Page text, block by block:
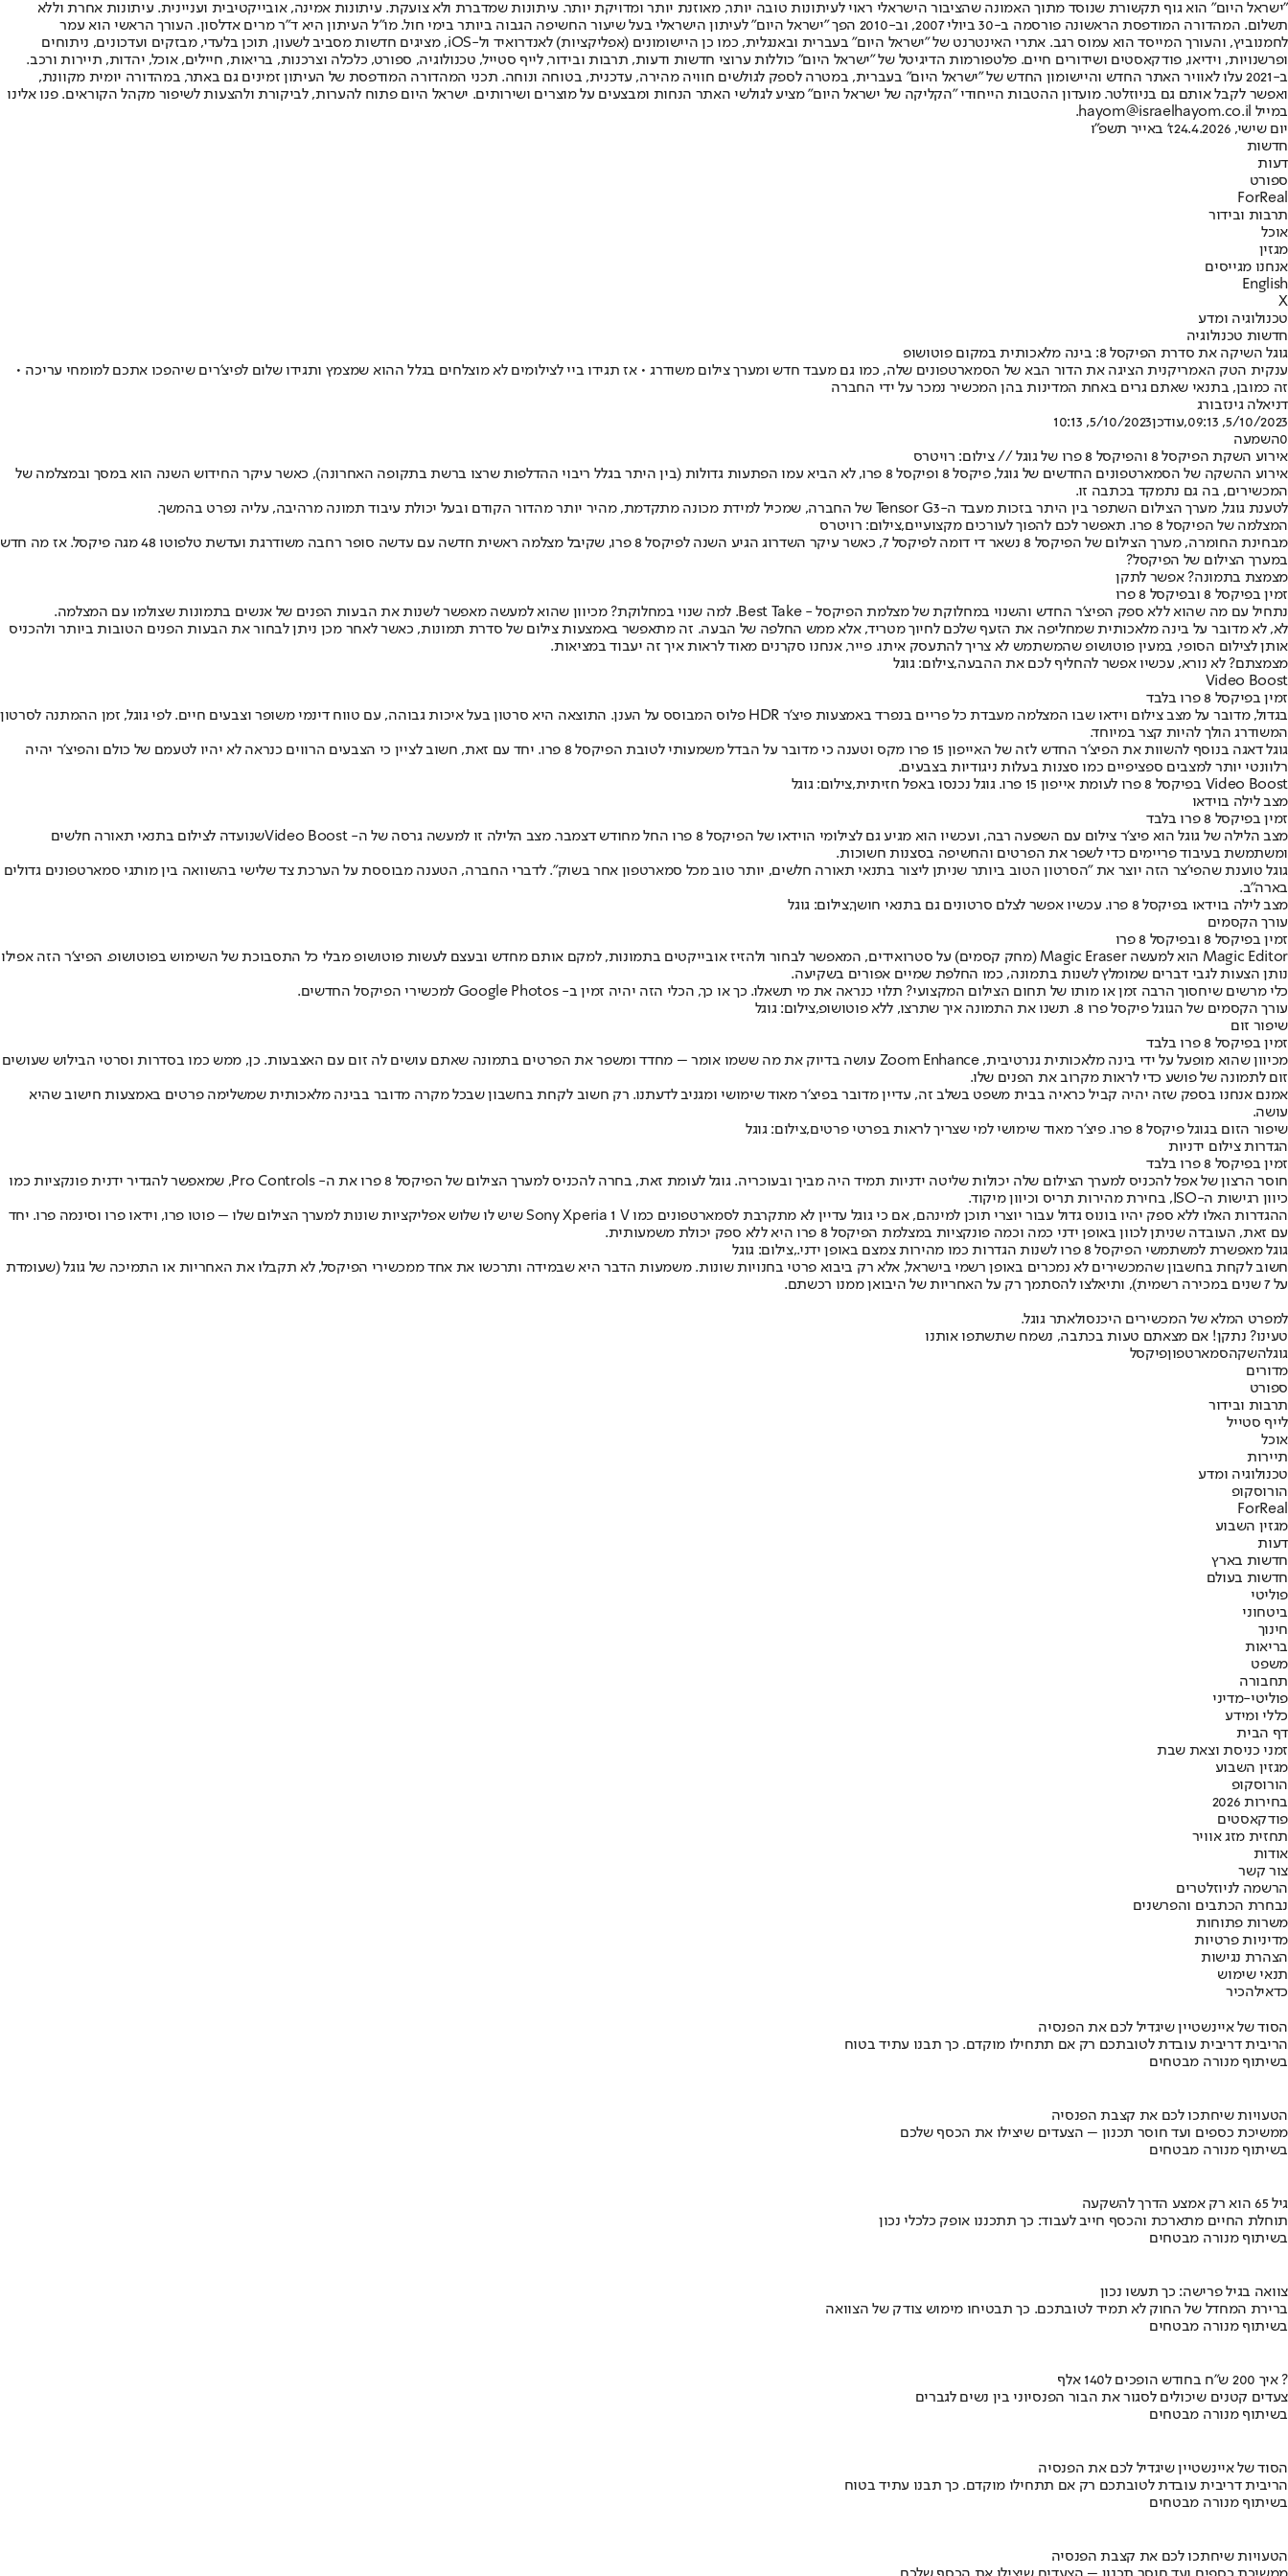
"ישראל היום" הוא גוף תקשורת שנוסד מתוך האמונה שהציבור הישראלי ראוי לעיתונות טובה יותר, מאוזנת יותר ומדויקת יותר. עיתונות שמדברת ולא צועקת. עיתונות אמינה, אובייקטיבית ועניינית. עיתונות אחרת וללא
תשלום. המהדורה המודפסת הראשונה פורסמה ב-30 ביולי 2007, וב-2010 הפך "ישראל היום" לעיתון הישראלי בעל שיעור החשיפה הגבוה ביותר בימי חול. מו"ל העיתון היא ד"ר מרים אדלסון. העורך הראשי הוא עמר
לחמנוביץ, והעורך המייסד הוא עמוס רגב. אתרי האינטרנט של "ישראל היום" בעברית ובאנגלית, כמו כן היישומונים (אפליקציות) לאנדרואיד ול-iOS, מציגים חדשות מסביב לשעון, תוכן בלעדי, מבזקים ועדכונים, ניתוחים
ופרשנויות, וידיאו, פודקאסטים ושידורים חיים. פלטפורמות הדיגיטל של "ישראל היום" כוללות ערוצי חדשות ודעות, תרבות ובידור, לייף סטייל, טכנולוגיה, ספורט, כלכלה וצרכנות, בריאות, חיילים, אוכל, יהדות, תיירות ורכב.
ב-2021 עלו לאוויר האתר החדש והיישומון החדש של "ישראל היום" בעברית, במטרה לספק לגולשים חוויה מהירה, עדכנית, בטוחה ונוחה. תכני המהדורה המודפסת של העיתון זמינים גם באתר, במהדורה יומית מקוונת,
ואפשר לקבל אותם גם בניוזלטר. מועדון ההטבות הייחודי "הקליקה של ישראל היום" מציע לגולשי האתר הנחות ומבצעים על מוצרים ושירותים. ישראל היום פתוח להערות, לביקורת ולהצעות לשיפור מקהל הקוראים. פנו אלינו
במייל hayom@israelhayom.co.il.
יום שישי, 24.4.2026
ז' באייר תשפ"ו
חדשות
דעות
ספורט
ForReal
תרבות ובידור
אוכל
מגזין
אנחנו מגייסים
English
X
טכנולוגיה ומדע
חדשות טכנולוגיה
גוגל השיקה את סדרת הפיקסל 8: בינה מלאכותית במקום פוטושופ
ענקית הטק האמריקנית הציגה את הדור הבא של הסמארטפונים שלה, כמו גם מעבד חדש ומערך צילום משודרג • אז תגידו ביי לצילומים לא מוצלחים בגלל ההוא שמצמץ ותגידו שלום לפיצ'רים שיהפכו אתכם למומחי עריכה •
זה כמובן, בתנאי שאתם גרים באחת המדינות בהן המכשיר נמכר על ידי החברה
דניאלה גינזבורג
5/10/2023, 09:13
,עודכן5/10/2023, 10:13
0השמעה
אירוע השקת הפיקסל 8 והפיקסל 8 פרו של גוגל // צילום: רויטרס
אירוע ההשקה של הסמארטפונים החדשים של גוגל, פיקסל 8 ופיקסל 8 פרו, לא הביא עמו הפתעות גדולות (בין היתר בגלל ריבוי ההדלפות שרצו ברשת בתקופה האחרונה), כאשר עיקר החידוש השנה הוא במסך ובמצלמה של
המכשירים, בה גם נתמקד בכתבה זו.
לטענת גוגל, מערך הצילום השתפר בין היתר בזכות מעבד ה-Tensor G3 של החברה, שמכיל למידת מכונה מתקדמת, מהיר יותר מהדור הקודם ובעל יכולת עיבוד תמונה מרהיבה, עליה נפרט בהמשך.
המצלמה של הפיקסל 8 פרו. תאפשר לכם להפוך לעורכים מקצועיים,צילום: רויטרס
מבחינת החומרה, מערך הצילום של הפיקסל 8 נשאר די דומה לפיקסל 7, כאשר עיקר השדרוג הגיע השנה לפיקסל 8 פרו, שקיבל מצלמה ראשית חדשה עם עדשה סופר רחבה משודרגת ועדשת טלפוטו 48 מגה פיקסל. אז מה חדש
במערך הצילום של הפיקסל?
מצמצת בתמונה? אפשר לתקן
זמין בפיקסל 8 ובפיקסל 8 פרו
נתחיל עם מה שהוא ללא ספק הפיצ'ר החדש והשנוי במחלוקת של מצלמת הפיקסל - Best Take. למה שנוי במחלוקת? מכיוון שהוא למעשה מאפשר לשנות את הבעות הפנים של אנשים בתמונות שצולמו עם המצלמה.
לא, לא מדובר על בינה מלאכותית שמחליפה את הזעף שלכם לחיוך מטריד, אלא ממש החלפה של הבעה. זה מתאפשר באמצעות צילום של סדרת תמונות, כאשר לאחר מכן ניתן לבחור את הבעות הפנים הטובות ביותר ולהכניס
אותן לצילום הסופי, במעין פוטושופ שהמשתמש לא צריך להתעסק איתו. פייר, אנחנו סקרנים מאוד לראות איך זה יעבוד במציאות.
מצמצתם? לא נורא, עכשיו אפשר להחליף לכם את ההבעה,צילום: גוגל
Video Boost
זמין בפיקסל 8 פרו בלבד
בגדול, מדובר על מצב צילום וידאו שבו המצלמה מעבדת כל פריים בנפרד באמצעות פיצ'ר HDR פלוס המבוסס על הענן. התוצאה היא סרטון בעל איכות גבוהה, עם טווח דינמי משופר וצבעים חיים. לפי גוגל, זמן ההמתנה לסרטון
המשודרג הולך להיות קצר במיוחד.
גוגל דאגה בנוסף להשוות את הפיצ'ר החדש לזה של האייפון 15 פרו מקס וטענה כי מדובר על הבדל משמעותי לטובת הפיקסל 8 פרו. יחד עם זאת, חשוב לציין כי הצבעים הרווים כנראה לא יהיו לטעמם של כולם והפיצ'ר יהיה
רלוונטי יותר למצבים ספציפיים כמו סצנות בעלות ניגודיות בצבעים.
Video Boost בפיקסל 8 פרו לעומת אייפון 15 פרו. גוגל נכנסו באפל חזיתית,צילום: גוגל
מצב לילה בוידאו
זמין בפיקסל 8 פרו בלבד
מצב הלילה של גוגל הוא פיצ'ר צילום עם השפעה רבה, ועכשיו הוא מגיע גם לצילומי הוידאו של הפיקסל 8 פרו החל מחודש דצמבר. מצב הלילה זו למעשה גרסה של ה- Video Boostשנועדה לצילום בתנאי תאורה חלשים
ומשתמשת בעיבוד פריימים כדי לשפר את הפרטים והחשיפה בסצנות חשוכות.
גוגל טוענת שהפי'צר הזה יוצר את "הסרטון הטוב ביותר שניתן ליצור בתנאי תאורה חלשים, יותר טוב מכל סמארטפון אחר בשוק". לדברי החברה, הטענה מבוססת על הערכת צד שלישי בהשוואה בין מותגי סמארטפונים גדולים
בארה"ב.
מצב לילה בוידאו בפיקסל 8 פרו. עכשיו אפשר לצלם סרטונים גם בתנאי חושך,צילום: גוגל
עורך הקסמים
זמין בפיקסל 8 ובפיקסל 8 פרו
Magic Editor הוא למעשה Magic Eraser (מחק קסמים) על סטרואידים, המאפשר לבחור ולהזיז אובייקטים בתמונות, למקם אותם מחדש ובעצם לעשות פוטושופ מבלי כל התסבוכת של השימוש בפוטושופ. הפיצ'ר הזה אפילו
נותן הצעות לגבי דברים שמומלץ לשנות בתמונה, כמו החלפת שמיים אפורים בשקיעה.
כלי מרשים שיחסוך הרבה זמן או מותו של תחום הצילום המקצועי? תלוי כנראה את מי תשאלו. כך או כך, הכלי הזה יהיה זמין ב- Google Photos למכשירי הפיקסל החדשים.
עורך הקסמים של הגוגל פיקסל פרו 8. תשנו את התמונה איך שתרצו, ללא פוטושופ,צילום: גוגל
שיפור זום
זמין בפיקסל 8 פרו בלבד
מכיוון שהוא מופעל על ידי בינה מלאכותית גנרטיבית, Zoom Enhance עושה בדיוק את מה ששמו אומר – מחדד ומשפר את הפרטים בתמונה שאתם עושים לה זום עם האצבעות. כן, ממש כמו בסדרות וסרטי הבילוש שעושים
זום לתמונה של פושע כדי לראות מקרוב את הפנים שלו.
אמנם אנחנו בספק שזה יהיה קביל כראיה בבית משפט בשלב זה, עדיין מדובר בפיצ'ר מאוד שימושי ומגניב לדעתנו. רק חשוב לקחת בחשבון שבכל מקרה מדובר בבינה מלאכותית שמשלימה פרטים באמצעות חישוב שהיא
עושה.
שיפור הזום בגוגל פיקסל 8 פרו. פיצ'ר מאוד שימושי למי שצריך לראות בפרטי פרטים,צילום: גוגל
הגדרות צילום ידניות
זמין בפיקסל 8 פרו בלבד
חוסר הרצון של אפל להכניס למערך הצילום שלה יכולות שליטה ידניות תמיד היה מביך ובעוכריה. גוגל לעומת זאת, בחרה להכניס למערך הצילום של הפיקסל 8 פרו את ה- Pro Controls, שמאפשר להגדיר ידנית פונקציות כמו
כיוון רגישות ה-ISO, בחירת מהירות תריס וכיוון מיקוד.
ההגדרות האלו ללא ספק יהיו בונוס גדול עבור יוצרי תוכן למינהם, אם כי גוגל עדיין לא מתקרבת לסמארטפונים כמו Sony Xperia 1 V שיש לו שלוש אפליקציות שונות למערך הצילום שלו – פוטו פרו, וידאו פרו וסינמה פרו. יחד
עם זאת, העובדה שניתן לכוון באופן ידני כמה וכמה פונקציות במצלמת הפיקסל 8 פרו היא ללא ספק יכולת משמעותית.
גוגל מאפשרת למשתמשי הפיקסל 8 פרו לשנות הגדרות כמו מהירות צמצם באופן ידני.,צילום: גוגל
חשוב לקחת בחשבון שהמכשירים לא נמכרים באופן רשמי בישראל, אלא רק ביבוא פרטי בחנויות שונות. משמעות הדבר היא שבמידה ותרכשו את אחד ממכשירי הפיקסל, לא תקבלו את האחריות או התמיכה של גוגל (שעומדת
על 7 שנים במכירה רשמית), ותיאלצו להסתמך רק על האחריות של היבואן ממנו רכשתם.
למפרט המלא של המכשירים היכנסולאתר גוגל.
טעינו? נתקן! אם מצאתם טעות בכתבה, נשמח שתשתפו אותנו
גוגלהשקהסמארטפוןפיקסל
מדורים
ספורט
תרבות ובידור
לייף סטייל
אוכל
תיירות
טכנולוגיה ומדע
הורוסקופ
ForReal
מגזין השבוע
דעות
חדשות בארץ
חדשות בעולם
פוליטי
ביטחוני
חינוך
בריאות
משפט
תחבורה
פוליטי-מדיני
כללי ומידע
דף הבית
זמני כניסת וצאת שבת
מגזין השבוע
הורוסקופ
בחירות 2026
פודקאסטים
תחזית מזג אוויר
אודות
צור קשר
הרשמה לניוזלטרים
נבחרת הכתבים והפרשנים
משרות פתוחות
מדיניות פרטיות
הצהרת נגישות
תנאי שימוש
כדאילהכיר
הסוד של איינשטיין שיגדיל לכם את הפנסיה
הריבית דריבית עובדת לטובתכם רק אם תתחילו מוקדם. כך תבנו עתיד בטוח
בשיתוף מנורה מבטחים
הטעויות שיחתכו לכם את קצבת הפנסיה
ממשיכת כספים ועד חוסר תכנון – הצעדים שיצילו את הכסף שלכם
בשיתוף מנורה מבטחים
גיל 65 הוא רק אמצע הדרך להשקעה
תוחלת החיים מתארכת והכסף חייב לעבוד: כך תתכננו אופק כלכלי נכון
בשיתוף מנורה מבטחים
צוואה בגיל פרישה: כך תעשו נכון
ברירת המחדל של החוק לא תמיד לטובתכם. כך תבטיחו מימוש צודק של הצוואה
בשיתוף מנורה מבטחים
איך 200 ש"ח בחודש הופכים ל140 אלף ?
צעדים קטנים שיכולים לסגור את הבור הפנסיוני בין נשים לגברים
בשיתוף מנורה מבטחים
הסוד של איינשטיין שיגדיל לכם את הפנסיה
הריבית דריבית עובדת לטובתכם רק אם תתחילו מוקדם. כך תבנו עתיד בטוח
בשיתוף מנורה מבטחים
הטעויות שיחתכו לכם את קצבת הפנסיה